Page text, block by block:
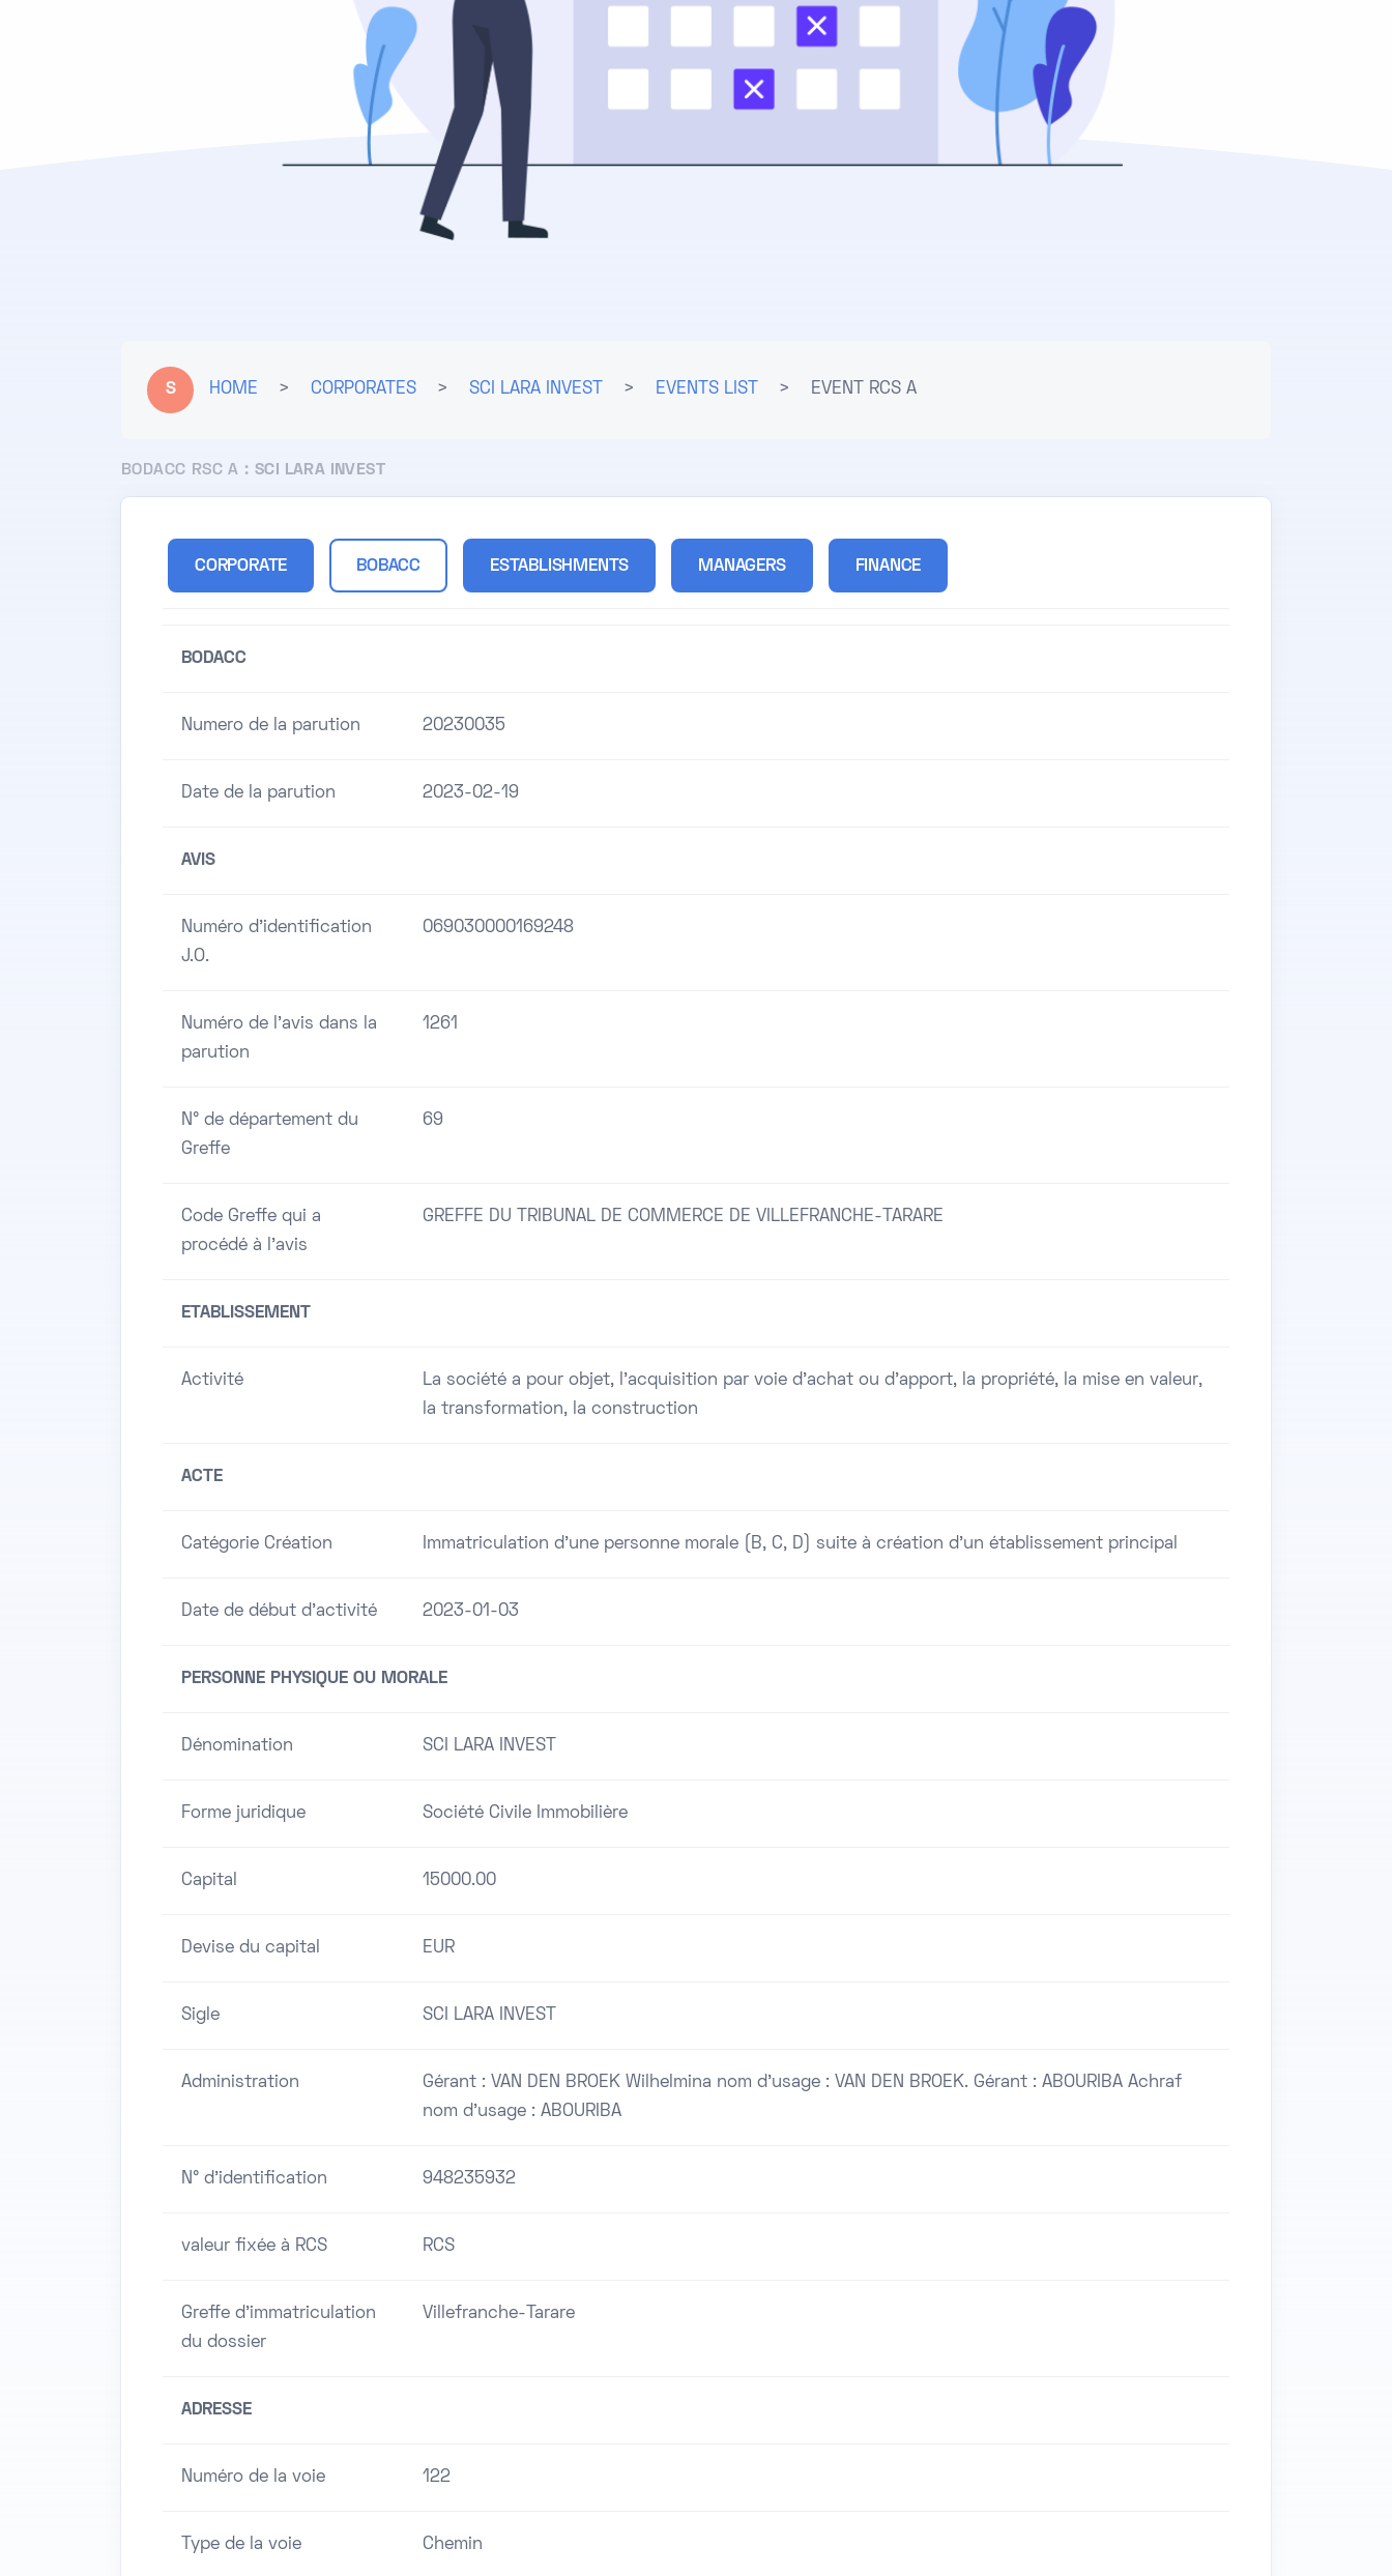
S HOME > CORPORATES > SCI LARA INVEST > EVENTS LIST > EVENT RCS A
BODACC RSC A : SCI LARA INVEST
CORPORATE BOBACC ESTABLISHMENTS MANAGERS FINANCE
BODACC
Numero de la parution 20230035
Date de la parution 2023-02-19
AVIS
Numéro d'identification
J.O.
069030000169248
Numéro de l'avis dans la
parution
1261
N° de département du
Greffe
69
Code Greffe qui a
procédé à l'avis
GREFFE DU TRIBUNAL DE COMMERCE DE VILLEFRANCHE-TARARE
ETABLISSEMENT
Activité
La société a pour objet, l'acquisition par voie d'achat ou d'apport, la propriété, la mise en valeur,
la transformation, la construction
ACTE
Catégorie Création Immatriculation d'une personne morale (B, C, D) suite à création d'un établissement principal
Date de début d'activité 2023-01-03
PERSONNE PHYSIQUE OU MORALE
Dénomination SCI LARA INVEST
Forme juridique Société Civile Immobilière
Capital 15000.00
Devise du capital EUR
Sigle SCI LARA INVEST
Administration
Gérant : VAN DEN BROEK Wilhelmina nom d'usage : VAN DEN BROEK. Gérant : ABOURIBA Achraf
nom d'usage : ABOURIBA
N° d'identification 948235932
valeur fixée à RCS RCS
Greffe d'immatriculation
du dossier
Villefranche-Tarare
ADRESSE
Numéro de la voie 122
Type de la voie Chemin